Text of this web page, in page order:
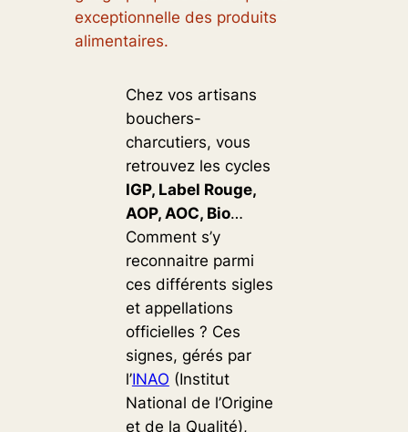
exceptionnelle des produits
alimentaires.
Chez vos artisans
bouchers-
charcutiers, vous
retrouvez les cycles
IGP, Label Rouge,
AOP, AOC, Bio…
Comment s’y
reconnaitre parmi
ces différents sigles
et appellations
officielles ? Ces
signes, gérés par
l’INAO (Institut
National de l’Origine
et de la Qualité),